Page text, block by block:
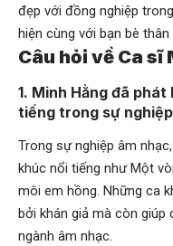
đẹp với đồng nghiệp
hiện cùng với bạn bè
Câu hỏi về Ca sĩ
1. Minh Hằng đã
tiếng trong sự
Trong sự nghiệp âm
khúc nổi tiếng như Một
môi em hồng. Những ca
bởi khán giả mà còn
ngành âm nhạc.